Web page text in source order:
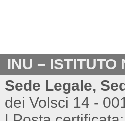
INU –
Sede Legale,
dei Volsci 14 -